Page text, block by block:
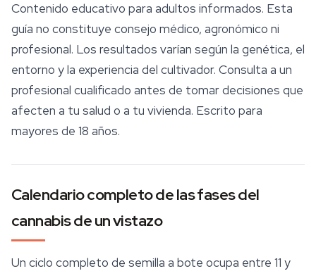
Contenido educativo para adultos informados. Esta
guía no constituye consejo médico, agronómico ni
profesional. Los resultados varían según la genética, el
entorno y la experiencia del cultivador. Consulta a un
profesional cualificado antes de tomar decisiones que
afecten a tu salud o a tu vivienda. Escrito para
mayores de 18 años.
Calendario completo de las fases del
cannabis de un vistazo
Un ciclo completo de semilla a bote ocupa entre 11 y